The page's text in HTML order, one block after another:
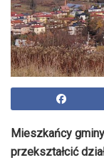
Mieszkańcy
przekształcić